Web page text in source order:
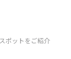
ポットをご紹介